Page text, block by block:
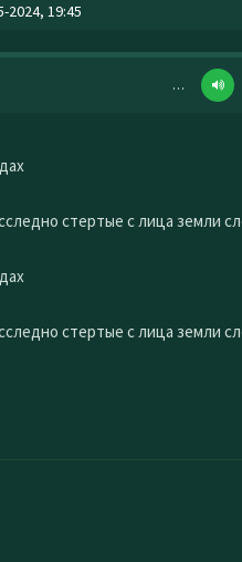
2024, 19:45
…
стертые с лица земли
стертые с лица земли